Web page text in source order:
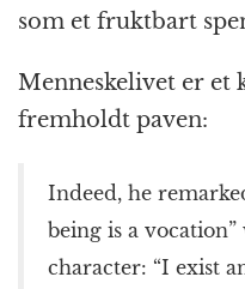
som et fruktbart
Menneskelivet er et
fremholdt paven:
Indeed, he
being is a
character: “I exist